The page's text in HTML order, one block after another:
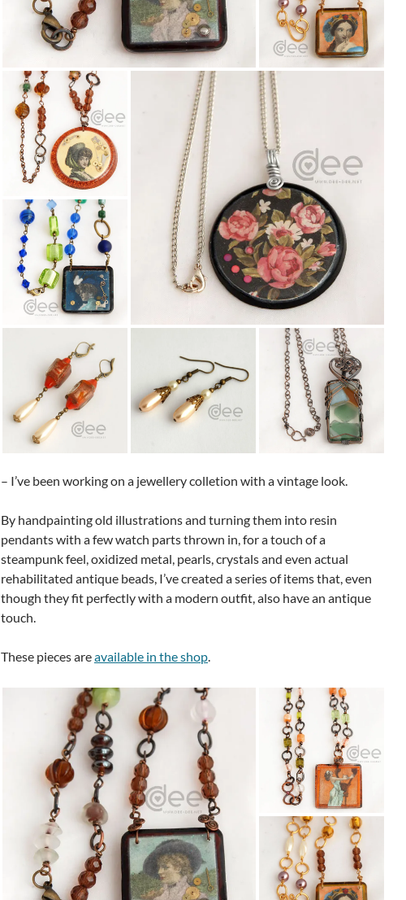
– I’ve been working on a jewellery colletion with a vintage look.
By handpainting old illustrations and turning them into resin
pendants with a few watch parts thrown in, for a touch of a
steampunk feel, oxidized metal, pearls, crystals and even actual
rehabilitated antique beads, I’ve created a series of items that, even
though they fit perfectly with a modern outfit, also have an antique
touch.
These pieces areavailable in the shop.